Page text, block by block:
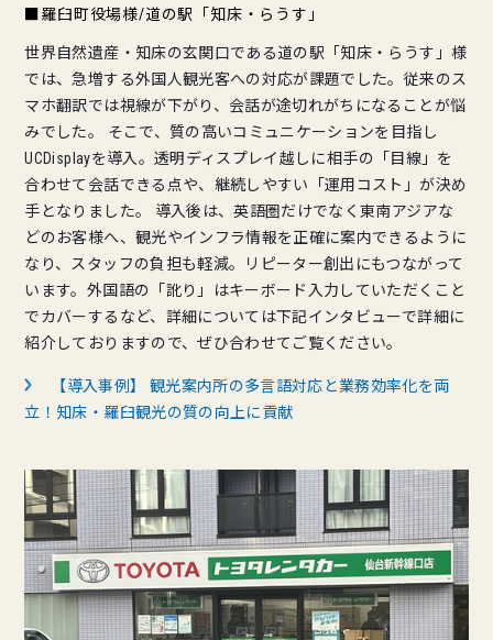
■羅臼町役場様/道の駅「知床・らうす」
世界自然遺産・知床の玄関口である道の駅「知床・らうす」様
では、急増する外国人観光客への対応が課題でした。従来のス
マホ翻訳では視線が下がり、会話が途切れがちになることが悩
みでした。 そこで、質の高いコミュニケーションを目指し
UCDisplayを導入。透明ディスプレイ越しに相手の「目線」を
合わせて会話できる点や、継続しやすい「運用コスト」が決め
手となりました。 導入後は、英語圏だけでなく東南アジアな
どのお客様へ、観光やインフラ情報を正確に案内できるように
なり、スタッフの負担も軽減。リピーター創出にもつながって
います。外国語の「訛り」はキーボード入力していただくこと
でカバーするなど、詳細については下記インタビューで詳細に
紹介しておりますので、ぜひ合わせてご覧ください。
【導入事例】 観光案内所の多言語対応と業務効率化を両
立！知床・羅臼観光の質の向上に貢献